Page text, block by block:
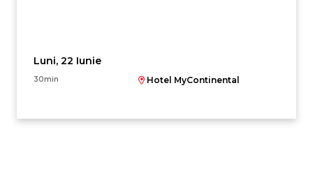
Luni, 22 Iunie
30min Hotel MyContinental